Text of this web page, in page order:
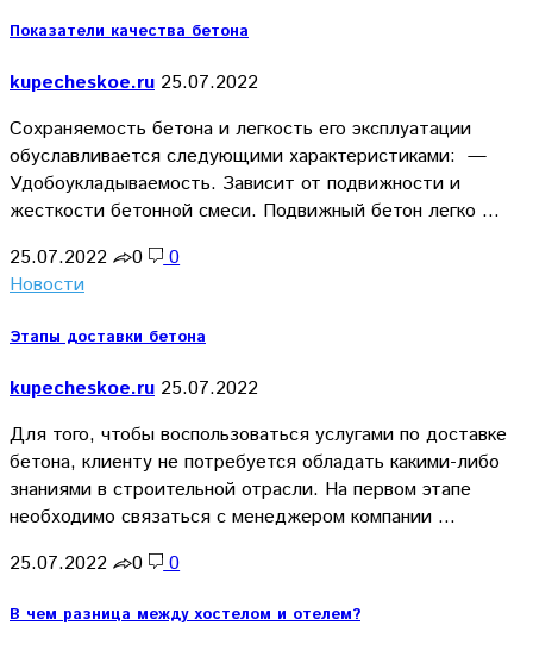
Показатели качества бетона
kupecheskoe.ru 25.07.2022
Сохраняемость бетона и легкость его эксплуатации
обуславливается следующими характеристиками: —
Удобоукладываемость. Зависит от подвижности и
жесткости бетонной смеси. Подвижный бетон легко …
25.07.2022
0
0
Новости
Этапы доставки бетона
kupecheskoe.ru 25.07.2022
Для того, чтобы воспользоваться услугами по доставке
бетона, клиенту не потребуется обладать какими-либо
знаниями в строительной отрасли. На первом этапе
необходимо связаться с менеджером компании …
25.07.2022
0 0
В чем разница между хостелом и отелем?